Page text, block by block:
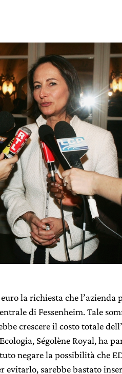
la richiesta che l’azienda
di Fessenheim. Tale
crescere il costo totale
Ségolène Royal, ha
negare la possibilità che
evitarlo, sarebbe bastato